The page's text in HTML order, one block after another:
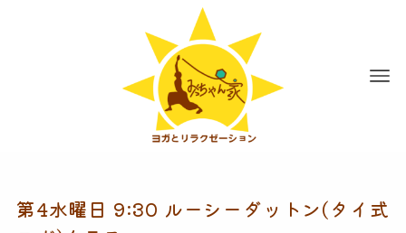
第4水曜日 9:30 ルーシーダットン(タイ式